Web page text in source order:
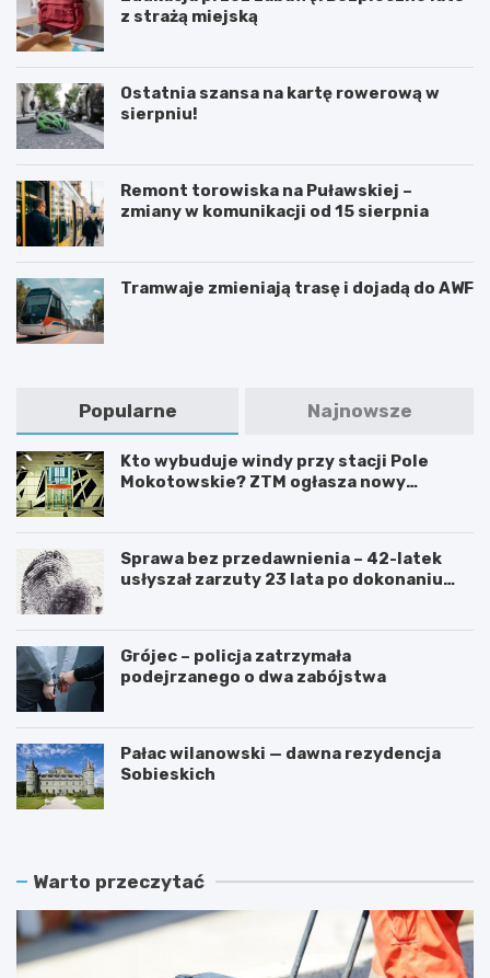
z strażą miejską
Ostatnia szansa na kartę rowerową w
sierpniu!
Remont torowiska na Puławskiej –
zmiany w komunikacji od 15 sierpnia
Tramwaje zmieniają trasę i dojadą do AWF
Popularne Najnowsze
Kto wybuduje windy przy stacji Pole
Mokotowskie? ZTM ogłasza nowy
Sprawa bez przedawnienia – 42-latek
usłyszał zarzuty 23 lata po dokonaniu
Grójec – policja zatrzymała
podejrzanego o dwa zabójstwa
Pałac wilanowski — dawna rezydencja
Sobieskich
Warto przeczytać